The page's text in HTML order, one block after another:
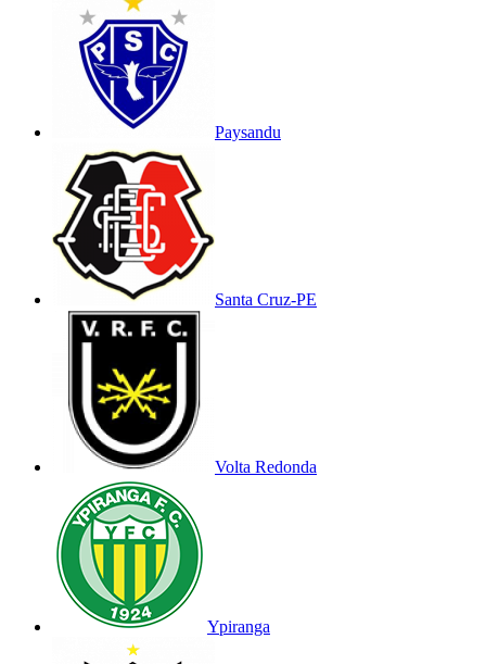
Paysandu
Santa Cruz-PE
Volta Redonda
Ypiranga